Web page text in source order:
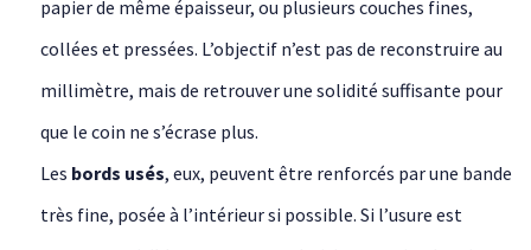
papier de même épaisseur, ou plusieurs couches fines,
collées et pressées. L’objectif n’est pas de reconstruire au
millimètre, mais de retrouver une solidité suffisante pour
que le coin ne s’écrase plus.
Les bords usés, eux, peuvent être renforcés par une bande
très fine, posée à l’intérieur si possible. Si l’usure est